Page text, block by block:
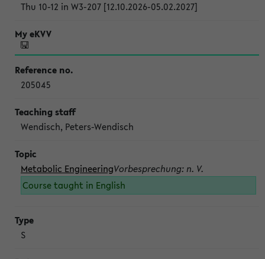
Thu 10-12 in W3-207 [12.10.2026-05.02.2027]
205045
Wendisch, Peters-Wendisch
Metabolic EngineeringVorbesprechung: n. V.
Course taught in English
S